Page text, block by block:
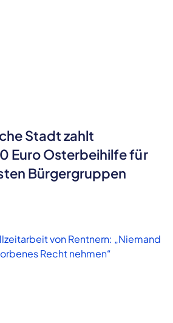
Stadt zahlt
Euro Osterbeihilfe für
Bürgergruppen